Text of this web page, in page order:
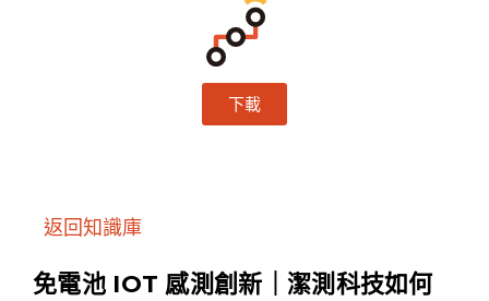
下載
返回知識庫
免電池 IOT 感測創新｜潔測科技如何